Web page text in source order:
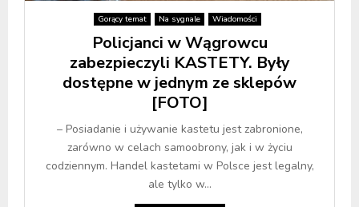
Gorący temat Na sygnale Wiadomości
Policjanci w Wągrowcu
zabezpieczyli KASTETY. Były
dostępne w jednym ze sklepów
[FOTO]
– Posiadanie i używanie kastetu jest zabronione,
zarówno w celach samoobrony, jak i w życiu
codziennym. Handel kastetami w Polsce jest legalny,
ale tylko w...